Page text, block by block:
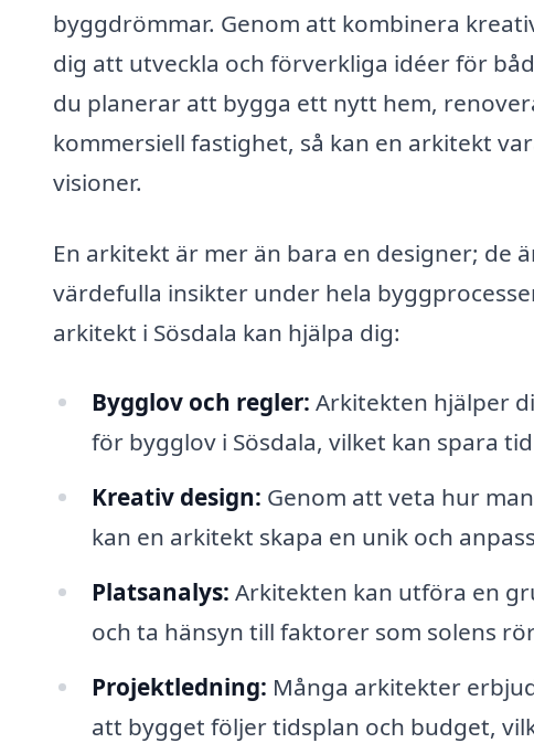
byggdrömmar. Genom att kombinera
dig att utveckla och förverkliga idéer för
du planerar att bygga ett nytt hem,
kommersiell fastighet, så kan en arkitekt
visioner.
En arkitekt är mer än bara en designer; de
värdefulla insikter under hela
arkitekt i Sösdala kan hjälpa dig:
Bygglov och regler: Arkitekten hjälper
för bygglov i Sösdala, vilket kan spara
Kreativ design: Genom att veta hur
kan en arkitekt skapa en unik och
Platsanalys: Arkitekten kan utföra en
och ta hänsyn till faktorer som solens
Projektledning: Många arkitekter
att bygget följer tidsplan och budget,